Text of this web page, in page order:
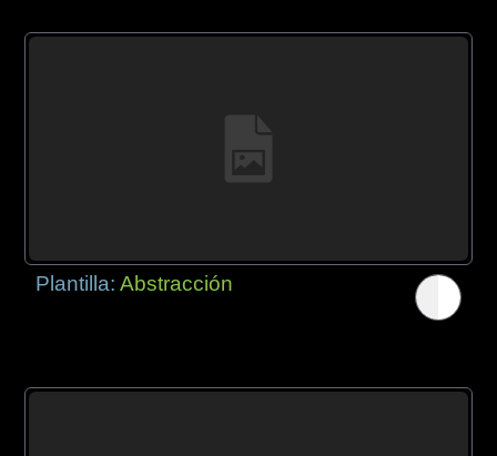
Plantilla:Abstracción